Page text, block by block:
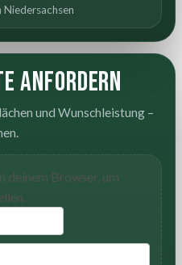
Niedersachsen
anfordern
und Wunschleistung –
deinem Browser, um